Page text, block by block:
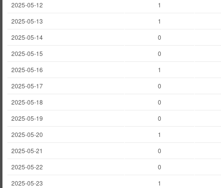
2025-05-12
1
2025-05-13
1
2025-05-14
0
2025-05-15
0
2025-05-16
1
2025-05-17
0
2025-05-18
0
2025-05-19
0
2025-05-20
1
2025-05-21
0
2025-05-22
0
2025-05-23
1